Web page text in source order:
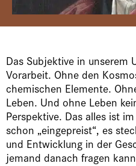
Das Subjektive in unserem
Vorarbeit. Ohne den
chemischen Elemente.
Leben. Und ohne Leben
Perspektive. Das alles ist
schon „eingepreist“, es
und Entwicklung in der
jemand danach fragen